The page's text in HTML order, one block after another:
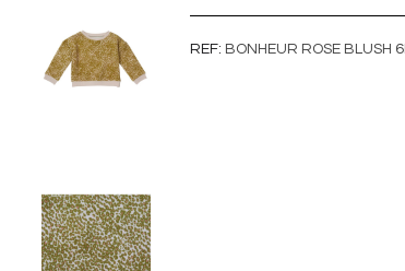
REF BONHEUR ROSE BLUSH